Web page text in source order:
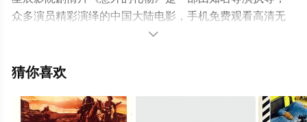
众多演员精彩演绎的中国大陆电影，手机免费观看高清无
删减完整版电影大全就上星辰影视，更多相关信息可移步

猜你喜欢